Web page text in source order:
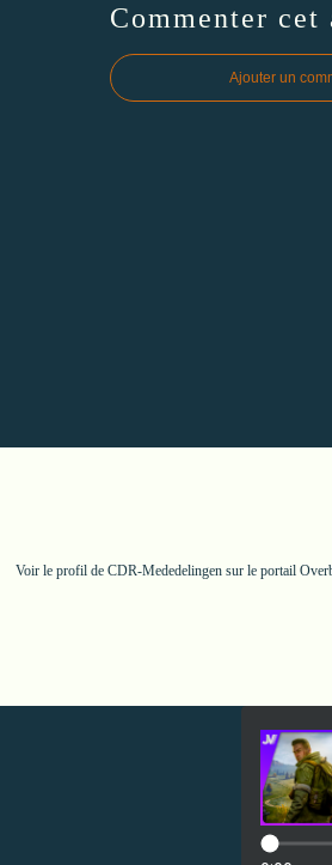
Commenter
Ajouter un
Voir le profil de CDR-Mededelingensur le portail